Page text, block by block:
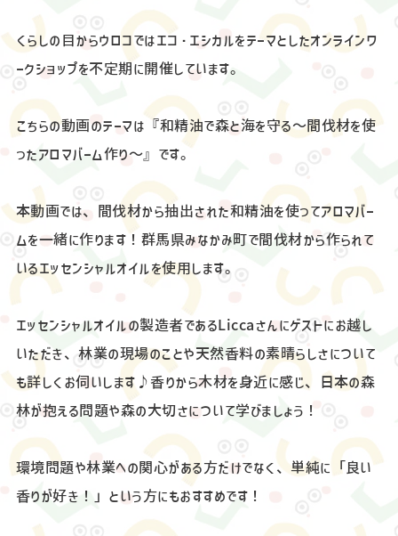
くらしの目からウロコではエコ・エシカルをテーマとしたオンラインワ
ークショップを不定期に開催しています。
こちらの動画のテーマは『和精油で森と海を守る〜間伐材を使
ったアロマバーム作り〜』です。
本動画では、間伐材から抽出された和精油を使ってアロマバー
ムを一緒に作ります！群馬県みなかみ町で間伐材から作られて
いるエッセンシャルオイルを使用します。
エッセンシャルオイルの製造者であるLiccaさんにゲストにお越し
いただき、林業の現場のことや天然香料の素晴らしさについて
も詳しくお伺いします♪香りから木材を身近に感じ、日本の森
林が抱える問題や森の大切さについて学びましょう！
環境問題や林業への関心がある方だけでなく、単純に「良い
香りが好き！」という方にもおすすめです！